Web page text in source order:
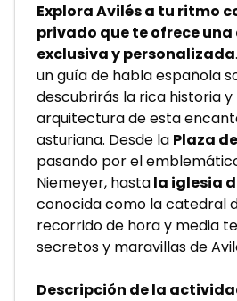
Explora Avilés a tu ritmo
privado que te ofrece una
exclusiva y personalizada
un guía de habla española
descubrirás la rica historia
arquitectura de esta
asturiana. Desde la Plaza
pasando por el
Niemeyer, hasta la iglesia
conocida como la catedral
recorrido de hora y media
secretos y maravillas de
Descripción de la